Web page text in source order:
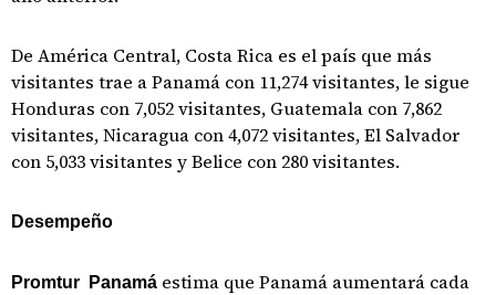
De América Central, Costa Rica es el país que más
visitantes trae a Panamá con 11,274 visitantes, le sigue
Honduras con 7,052 visitantes, Guatemala con 7,862
visitantes, Nicaragua con 4,072 visitantes, El Salvador
con 5,033 visitantes y Belice con 280 visitantes.
Desempeño
Promtur Panamá estima que Panamá aumentará cada